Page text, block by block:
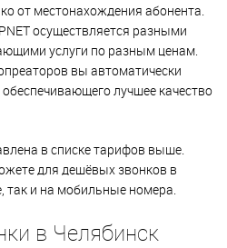
от местонахождения абонента.
осуществляется разными
услуги по разным ценам.
вы автоматически
обеспечивающего лучшее качество
в списке тарифов выше.
для дешёвых звонков в
так и на мобильные номера.
в Челябинск